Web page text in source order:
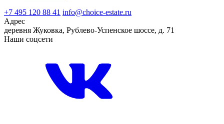
+7 495 120 88 41 info@choice-estate.ru
Адрес
деревня Жуковка, Рублево-Успенское шоссе, д. 71
Наши соцсети